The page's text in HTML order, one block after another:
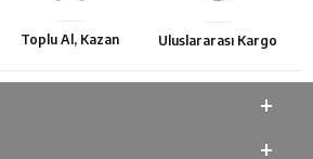
Toplu Al, Kazan Uluslararası Kargo